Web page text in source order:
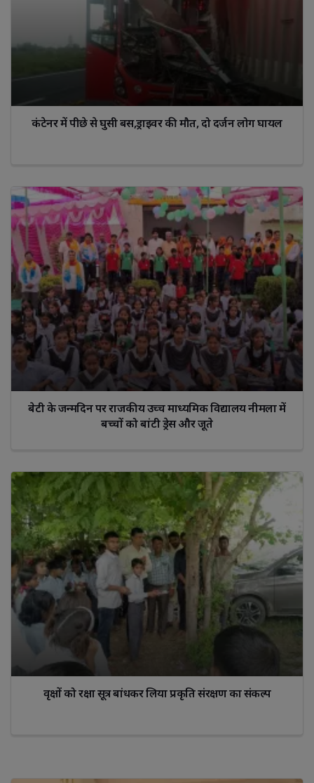
कंटेनर में पीछे से घुसी बस,ड्राइवर की मौत, दो दर्जन लोग घायल
बेटी के जन्मदिन पर राजकीय उच्च माध्यमिक विद्यालय नीमला में
बच्चों को बांटी ड्रेस और जूते
वृक्षों को रक्षा सूत्र बांधकर लिया प्रकृति संरक्षण का संकल्प